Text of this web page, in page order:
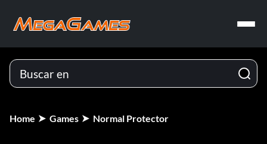
Home Games Normal Protector